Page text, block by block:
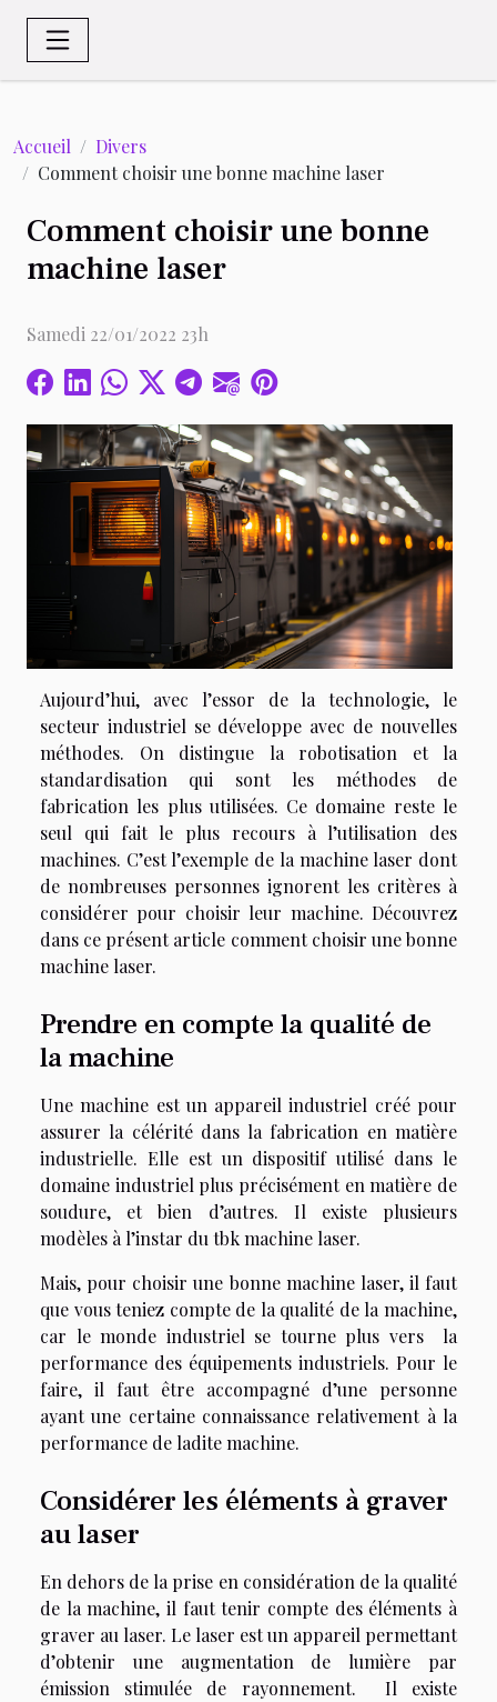
Accueil
Divers
Comment choisir une bonne machine laser
Comment choisir une bonne
machine laser
Samedi 22/01/2022 23h
Aujourd’hui, avec l’essor de la technologie, le
secteur industriel se développe avec de nouvelles
méthodes. On distingue la robotisation et la
standardisation qui sont les méthodes de
fabrication les plus utilisées. Ce domaine reste le
seul qui fait le plus recours à l’utilisation des
machines. C’est l’exemple de la machine laser dont
de nombreuses personnes ignorent les critères à
considérer pour choisir leur machine. Découvrez
dans ce présent article comment choisir une bonne
machine laser.
Prendre en compte la qualité de
la machine
Une machine est un appareil industriel créé pour
assurer la célérité dans la fabrication en matière
industrielle. Elle est un dispositif utilisé dans le
domaine industriel plus précisément en matière de
soudure, et bien d’autres. Il existe plusieurs
modèles à l’instar du tbk machine laser.
Mais, pour choisir une bonne machine laser, il faut
que vous teniez compte de la qualité de la machine,
car le monde industriel se tourne plus vers la
performance des équipements industriels. Pour le
faire, il faut être accompagné d’une personne
ayant une certaine connaissance relativement à la
performance de ladite machine.
Considérer les éléments à graver
au laser
En dehors de la prise en considération de la qualité
de la machine, il faut tenir compte des éléments à
graver au laser. Le laser est un appareil permettant
d’obtenir une augmentation de lumière par
émission stimulée de rayonnement. Il existe